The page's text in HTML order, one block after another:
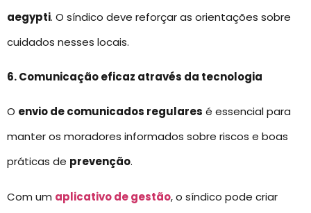
aegypti. O síndico deve reforçar as orientações sobre
cuidados nesses locais.
6. Comunicação eficaz através da tecnologia
O envio de comunicados regulares é essencial para
manter os moradores informados sobre riscos e boas
práticas de prevenção.
Com um aplicativo de gestão, o síndico pode criar